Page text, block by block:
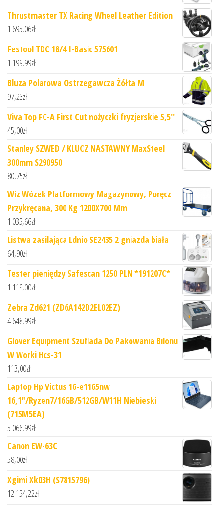
Thrustmaster TX Racing Wheel Leather Edition
1 695,06zł
Festool TDC 18/4 I-Basic 575601
1 199,99zł
Bluza Polarowa Ostrzegawcza Żółta M
97,23zł
Viva Top FC-A First Cut nożyczki fryzjerskie 5,5''
45,00zł
Stanley SZWED / KLUCZ NASTAWNY MaxSteel
300mm S290950
80,75zł
Wiz Wózek Platformowy Magazynowy, Poręcz
Przykręcana, 300 Kg 1200X700 Mm
1 035,66zł
Listwa zasilająca Ldnio SE2435 2 gniazda biała
64,90zł
Tester pieniędzy Safescan 1250 PLN *191207C*
1 119,00zł
Zebra Zd621 (ZD6A142D2EL02EZ)
4 648,99zł
Glover Equipment Szuflada Do Pakowania Bilonu
W Worki Hcs-31
113,00zł
Laptop Hp Victus 16-e1165nw
16,1"/Ryzen7/16GB/512GB/W11H Niebieski
(715M5EA)
5 066,99zł
Canon EW-63C
58,00zł
Xgimi Xk03H (S7815796)
12 154,22zł